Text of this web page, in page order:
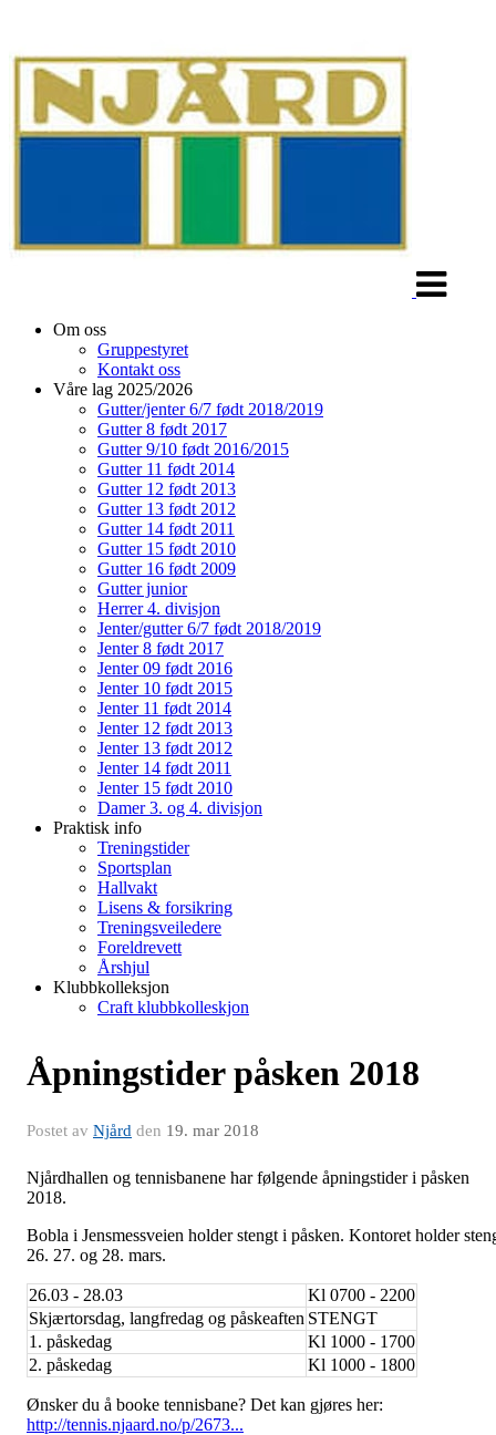
Om oss
Gruppestyret
Kontakt oss
Våre lag 2025/2026
Gutter/jenter 6/7 født 2018/2019
Gutter 8 født 2017
Gutter 9/10 født 2016/2015
Gutter 11 født 2014
Gutter 12 født 2013
Gutter 13 født 2012
Gutter 14 født 2011
Gutter 15 født 2010
Gutter 16 født 2009
Gutter junior
Herrer 4. divisjon
Jenter/gutter 6/7 født 2018/2019
Jenter 8 født 2017
Jenter 09 født 2016
Jenter 10 født 2015
Jenter 11 født 2014
Jenter 12 født 2013
Jenter 13 født 2012
Jenter 14 født 2011
Jenter 15 født 2010
Damer 3. og 4. divisjon
Praktisk info
Treningstider
Sportsplan
Hallvakt
Lisens & forsikring
Treningsveiledere
Foreldrevett
Årshjul
Klubbkolleksjon
Craft klubbkolleskjon
Åpningstider påsken 2018
Postet av Njård den 19. mar 2018
Njårdhallen og tennisbanene har følgende åpningstider i påsken
2018.
Bobla i Jensmessveien holder stengt i påsken. Kontoret holder
26. 27. og 28. mars.
26.03 - 28.03
Kl 0700 - 2200
Skjærtorsdag, langfredag og påskeaften STENGT
1. påskedag
Kl 1000 - 1700
2. påskedag
Kl 1000 - 1800
Ønsker du å booke tennisbane? Det kan gjøres her:
http://tennis.njaard.no/p/2673...